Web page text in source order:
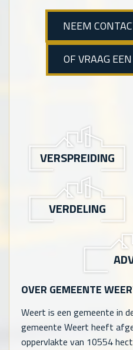
NEEM
OF VRAAG
VERSPREIDING
VERDELING
OVER GEMEENTE
Weert is een gemeente in
gemeente Weert heeft
oppervlakte van 10554